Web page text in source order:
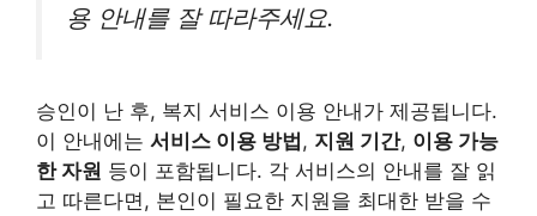
용 안내를 잘 따라주세요.
승인이 난 후, 복지 서비스 이용 안내가 제공됩니다.
이 안내에는 서비스 이용 방법, 지원 기간, 이용 가능
한 자원 등이 포함됩니다. 각 서비스의 안내를 잘 읽
고 따른다면, 본인이 필요한 지원을 최대한 받을 수